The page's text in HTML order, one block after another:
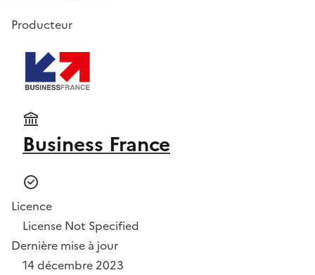
Producteur
Business France
Licence
License Not Specified
Dernière mise à jour
14 décembre 2023